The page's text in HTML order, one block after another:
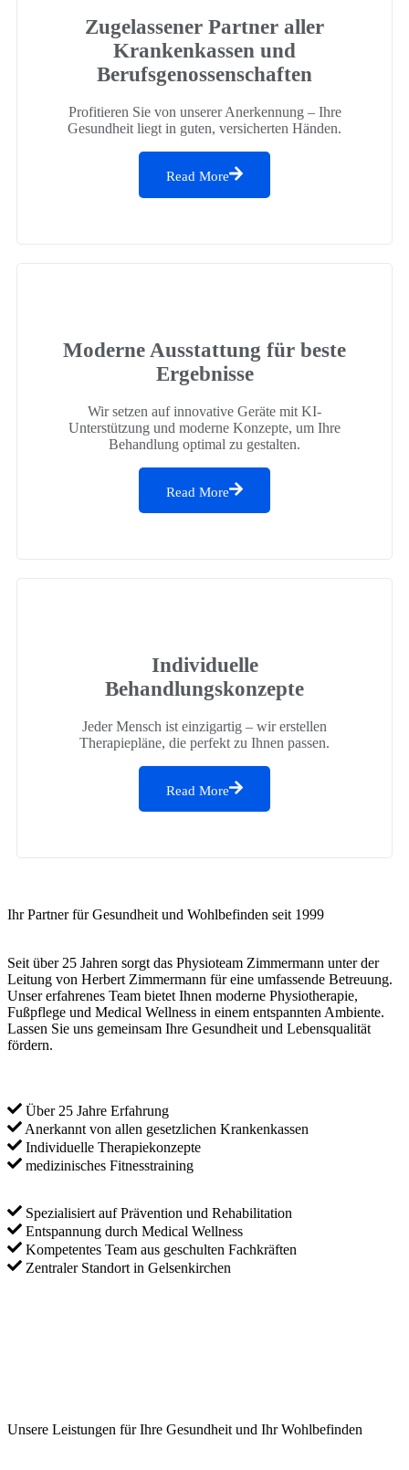
Zugelassener Partner aller
Krankenkassen und
Berufsgenossenschaften
Profitieren Sie von unserer Anerkennung – Ihre
Gesundheit liegt in guten, versicherten Händen.
Read More
Moderne Ausstattung für beste
Ergebnisse
Wir setzen auf innovative Geräte mit KI-
Unterstützung und moderne Konzepte, um Ihre
Behandlung optimal zu gestalten.
Read More
Individuelle
Behandlungskonzepte
Jeder Mensch ist einzigartig – wir erstellen
Therapiepläne, die perfekt zu Ihnen passen.
Read More
Ihr Partner für Gesundheit und Wohlbefinden seit 1999
Seit über 25 Jahren sorgt das Physioteam Zimmermann unter der
Leitung von Herbert Zimmermann für eine umfassende Betreuung.
Unser erfahrenes Team bietet Ihnen moderne Physiotherapie,
Fußpflege und Medical Wellness in einem entspannten Ambiente.
Lassen Sie uns gemeinsam Ihre Gesundheit und Lebensqualität
fördern.
Über 25 Jahre Erfahrung
Anerkannt von allen gesetzlichen Krankenkassen
Individuelle Therapiekonzepte
medizinisches Fitnesstraining
Spezialisiert auf Prävention und Rehabilitation
Entspannung durch Medical Wellness
Kompetentes Team aus geschulten Fachkräften
Zentraler Standort in Gelsenkirchen
Unsere Leistungen für Ihre Gesundheit und Ihr Wohlbefinden